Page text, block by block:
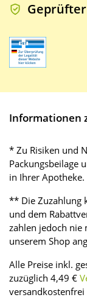
Informationen
* Zu Risiken und
Packungsbeilage
in Ihrer Apotheke.
** Die Zuzahlung
und dem
zahlen jedoch nie
unserem Shop
Alle Preise inkl.
zuzüglich 4,49 €